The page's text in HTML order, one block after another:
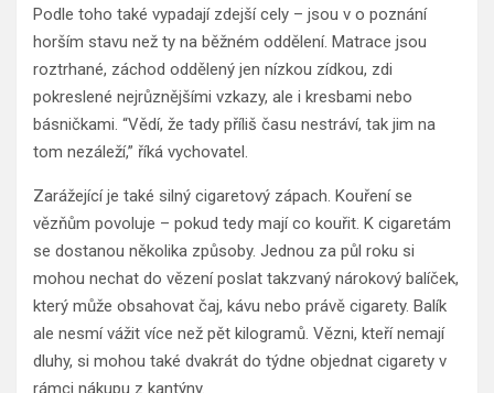
Podle toho také vypadají zdejší cely – jsou v o poznání
horším stavu než ty na běžném oddělení. Matrace jsou
roztrhané, záchod oddělený jen nízkou zídkou, zdi
pokreslené nejrůznějšími vzkazy, ale i kresbami nebo
básničkami. “Vědí, že tady příliš času nestráví, tak jim na
tom nezáleží,” říká vychovatel.
Zarážející je také silný cigaretový zápach. Kouření se
vězňům povoluje – pokud tedy mají co kouřit. K cigaretám
se dostanou několika způsoby. Jednou za půl roku si
mohou nechat do vězení poslat takzvaný nárokový balíček,
který může obsahovat čaj, kávu nebo právě cigarety. Balík
ale nesmí vážit více než pět kilogramů. Vězni, kteří nemají
dluhy, si mohou také dvakrát do týdne objednat cigarety v
rámci nákupu z kantýny.